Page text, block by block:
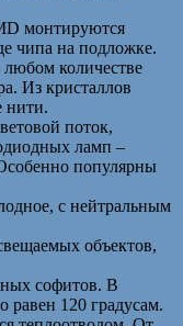
монтируются
чипа на подложке.
количестве
Из кристаллов
нити.
поток,
ламп –
популярны
с нейтральным
объектов,
софитов. В
равен 120 градусам.